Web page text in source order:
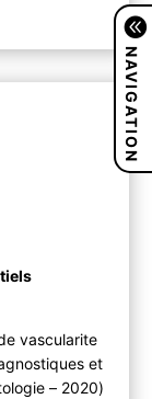
vascularite
et
– 2020)
NAVIGATION